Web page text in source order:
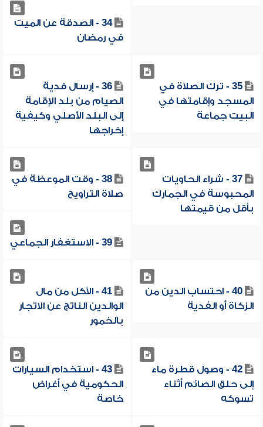
34 - الصدقة عن الميت
في رمضان
35 - ترك الصلاة في
المسجد وإقامتها في
البيت جماعة
36 - إرسال فدية
الصيام من بلد الإقامة
إلى البلد الأصلي وكيفية
إخراجها
37 - شراء الحاويات
المحبوسة في الجمارك
بأقل من قيمتها
38 - وقت الموعظة في
صلاة التراويح
39 - الاستغفار الجماعي
40 - احتساب الدين من
الزكاة أو الفدية
41 - الأكل من مال
الوالدين الناتج عن الاتجار
بالخمور
42 - وصول قطرة ماء
إلى حلق الصائم أثناء
تسوكه
43 - استخدام السيارات
الحكومية في أغراض
خاصة